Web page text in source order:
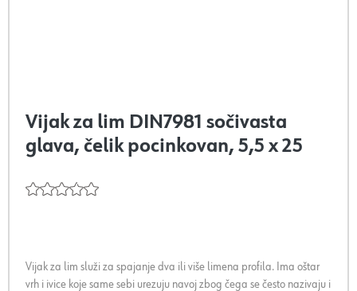
Vijak za lim DIN7981 sočivasta
glava, čelik pocinkovan, 5,5 x 25
Vijak za lim služi za spajanje dva ili više limena profila. Ima oštar
vrh i ivice koje same sebi urezuju navoj zbog čega se često nazivaju i